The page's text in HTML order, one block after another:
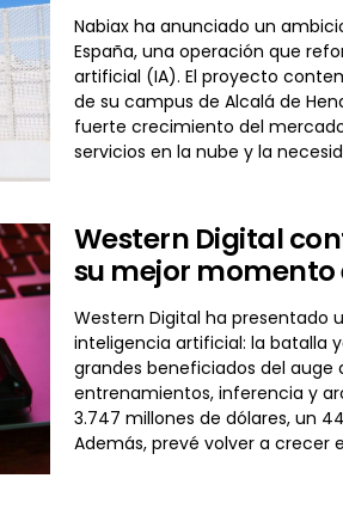
Nabiax ha anunciado un
España, una operación que
artificial (IA). El proyecto
de su campus de Alcalá de
fuerte crecimiento del
servicios en la nube y la
Western Digital
su mejor momento
Western Digital ha presentado
inteligencia artificial: la batalla
grandes beneficiados del
entrenamientos, inferencia y
3.747 millones de dólares, un
Además, prevé volver a crecer